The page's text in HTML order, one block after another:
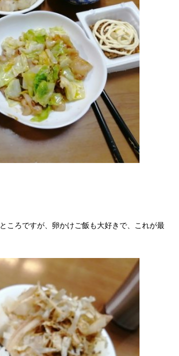
ころですが、卵かけご飯も大好きで、これが最